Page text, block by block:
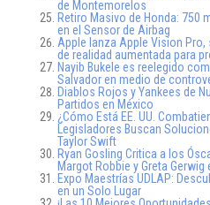
de Montemorelos
Retiro Masivo de Honda: 750
en el Sensor de Airbag
Apple lanza Apple Vision
de realidad aumentada para
Nayib Bukele es reelegido
Salvador en medio de
Diablos Rojos y Yankees de
Partidos en México
¿Cómo Está EE. UU.
Legisladores Buscan
Taylor Swift
Ryan Gosling Critica a los
Margot Robbie y Greta
Expo Maestrías UDLAP:
en un Solo Lugar